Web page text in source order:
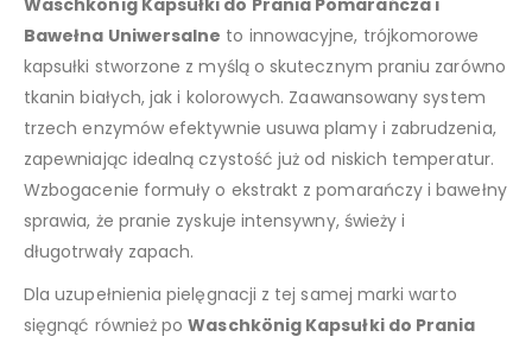
Waschkönig Kapsułki do Prania Pomarańcza i
Bawełna Uniwersalne to innowacyjne, trójkomorowe
kapsułki stworzone z myślą o skutecznym praniu zarówno
tkanin białych, jak i kolorowych. Zaawansowany system
trzech enzymów efektywnie usuwa plamy i zabrudzenia,
zapewniając idealną czystość już od niskich temperatur.
Wzbogacenie formuły o ekstrakt z pomarańczy i bawełny
sprawia, że pranie zyskuje intensywny, świeży i
długotrwały zapach.
Dla uzupełnienia pielęgnacji z tej samej marki warto
sięgnąć również poWaschkönig Kapsułki do Prania